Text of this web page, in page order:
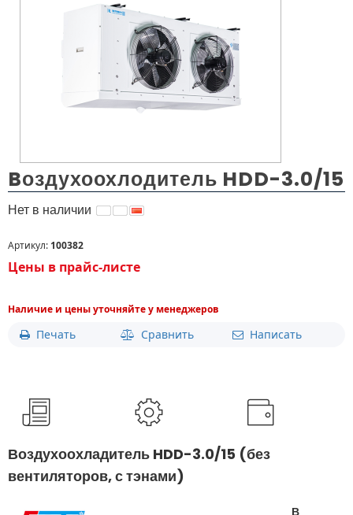
kz@holodom.com
info@holodom.com
+7(776) 222-77-11
+7(778) 222-77-11
+7(747) 222-77-12
ОТПРАВИТЬ СООБЩЕНИЕ
Bоздухоохлодитель HDD-3.0/15
Нет в наличии
Артикул: 100382
Цены в прайс-листе
Наличие и цены уточняйте у менеджеров
Печать Сравнить Написать
Воздухоохладитель HDD-3.0/15 (без
вентиляторов, с тэнами)